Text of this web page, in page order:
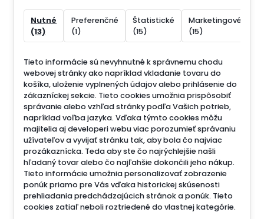
Nutné
(13)
Preferenčné
(1)
Štatistické
(15)
Marketingové
(15)
Tieto informácie sú nevyhnutné k správnemu chodu
webovej stránky ako napríklad vkladanie tovaru do
košíka, uloženie vyplnených údajov alebo prihlásenie do
zákazníckej sekcie. Tieto cookies umožnia prispôsobiť
správanie alebo vzhľad stránky podľa Vašich potrieb,
napríklad voľba jazyka. Vďaka týmto cookies môžu
majitelia aj developeri webu viac porozumieť správaniu
užívateľov a vyvijať stránku tak, aby bola čo najviac
prozákaznícka. Teda aby ste čo najrýchlejšie našli
hľadaný tovar alebo čo najľahšie dokončili jeho nákup.
Tieto informácie umožnia personalizovať zobrazenie
ponúk priamo pre Vás vďaka historickej skúsenosti
prehliadania predchádzajúcich stránok a ponúk. Tieto
cookies zatiaľ neboli roztriedené do vlastnej kategórie.